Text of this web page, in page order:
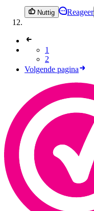
Nuttig Reageer
1
2
Volgende pagina